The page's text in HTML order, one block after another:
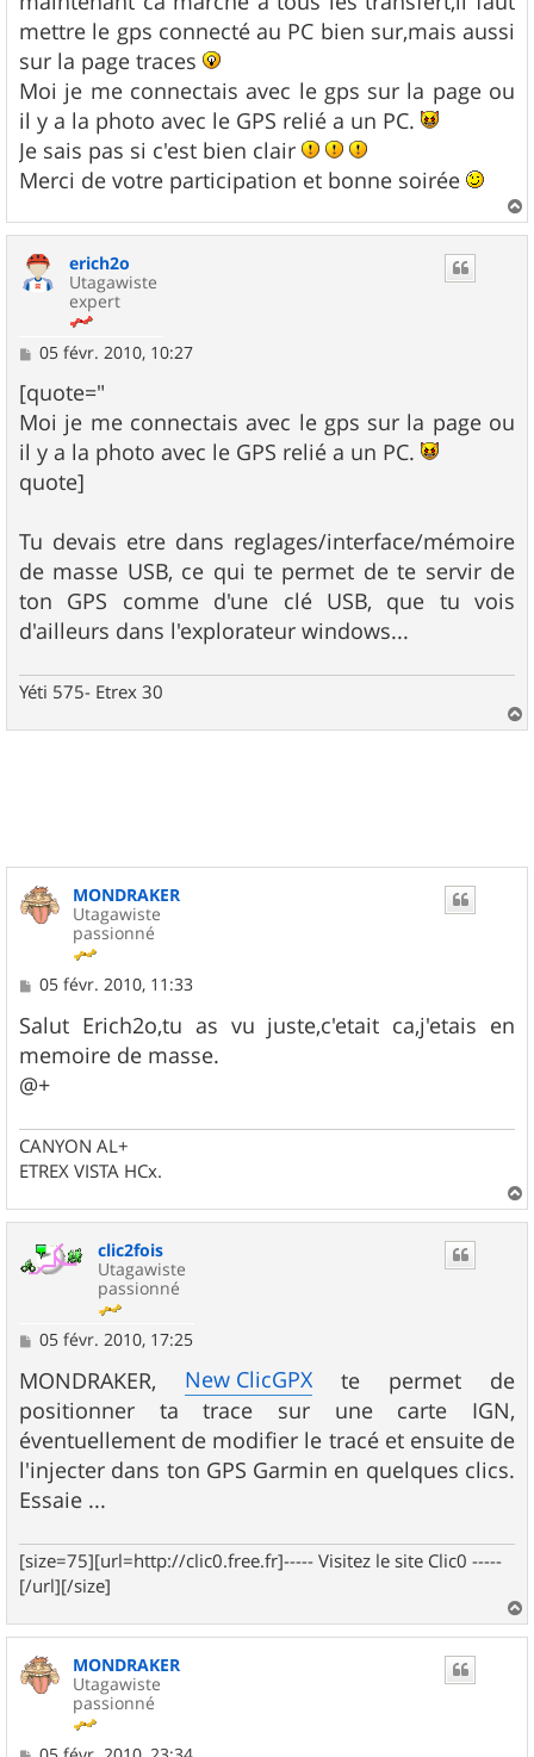
a
g
e
mettre le gps connecté au PC bien sur,mais aussi
sur la page traces
Moi je me connectais avec le gps sur la page ou
il y a la photo avec le GPS relié a un PC.
Je sais pas si c'est bien clair
Merci de votre participation et bonne soirée
a
erich2o
Utagawiste
expert
M
s
s
a
g
e
05 févr. 2010, 10:27
[quote="
Moi je me connectais avec le gps sur la page ou
il y a la photo avec le GPS relié a un PC.
quote]
Tu devais etre dans reglages/interface/mémoire
de masse USB, ce qui te permet de te servir de
ton GPS comme d'une clé USB, que tu vois
d'ailleurs dans l'explorateur windows...
Yéti 575- Etrex 30
a
MONDRAKER
Utagawiste
passionné
M
s
s
a
g
e
05 févr. 2010, 11:33
Salut Erich2o,tu as vu juste,c'etait ca,j'etais en
memoire de masse.
@+
CANYON AL+
ETREX VISTA HCx.
a
clic2fois
Utagawiste
passionné
M
s
s
a
g
e
05 févr. 2010, 17:25
MONDRAKER, New ClicGPX te permet de
positionner ta trace sur une carte IGN,
éventuellement de modifier le tracé et ensuite de
l'injecter dans ton GPS Garmin en quelques clics.
Essaie ...
[size=75][url=http://clic0.free.fr]----- Visitez le site Clic0 -----
[/url][/size]
a
MONDRAKER
Utagawiste
passionné